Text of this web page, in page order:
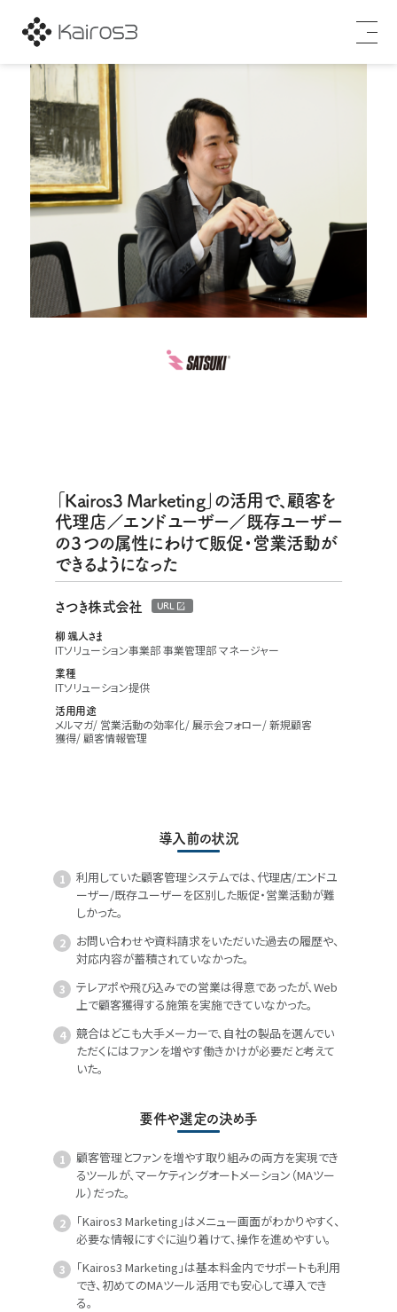
「Kairos3 Marketing」の活用で、顧客を
代理店／エンドユーザー／既存ユーザー
の３つの属性にわけて販促・営業活動が
できるようになった
さつき株式会社 URL
柳 颯人さま
ITソリューション事業部 事業管理部 マネージャー
業種
ITソリューション提供
活用用途
メルマガ 営業活動の効率化 展示会フォロー 新規顧客
獲得 顧客情報管理
導入前の状況
利用していた顧客管理システムでは、代理店/エンドユ
ーザー/既存ユーザーを区別した販促・営業活動が難
しかった。
お問い合わせや資料請求をいただいた過去の履歴や、
対応内容が蓄積されていなかった。
テレアポや飛び込みでの営業は得意であったが、Web
上で顧客獲得する施策を実施できていなかった。
競合はどこも大手メーカーで、自社の製品を選んでい
ただくにはファンを増やす働きかけが必要だと考えて
いた。
要件や選定の決め手
顧客管理とファンを増やす取り組みの両方を実現でき
るツールが、マーケティングオートメーション（MAツー
ル）だった。
「Kairos3 Marketing」はメニュー画面がわかりやすく、
必要な情報にすぐに辿り着けて、操作を進めやすい。
「Kairos3 Marketing」は基本料金内でサポートも利用
でき、初めてのMAツール活用でも安心して導入でき
る。